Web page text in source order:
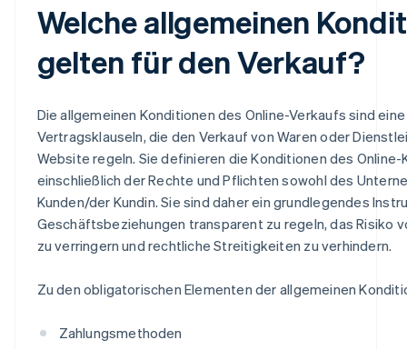
Welche allgemeinen
gelten für den Verkauf?
Die allgemeinen Konditionen des Online-Verkaufs sind
Vertragsklauseln, die den Verkauf von Waren oder
Website regeln. Sie definieren die Konditionen des
einschließlich der Rechte und Pflichten sowohl des
Kunden/der Kundin. Sie sind daher ein grundlegendes
Geschäftsbeziehungen transparent zu regeln, das Risiko
zu verringern und rechtliche Streitigkeiten zu verhindern.
Zu den obligatorischen Elementen der allgemeinen
Zahlungsmethoden